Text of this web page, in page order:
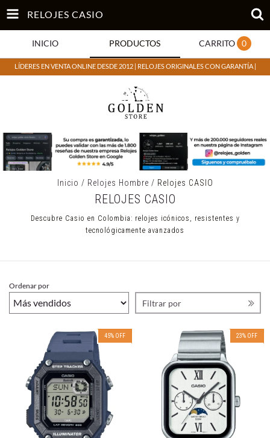
RELOJES CASIO
INICIO PRODUCTOS CARRITO 0
LÍDERES EN VENTA ONLINE DESDE 2012 | RELOJES ORIGINALES CON GARANTÍA |
Inicio / Relojes Hombre / Relojes CASIO
RELOJES CASIO
Descubre Casio en Colombia: relojes icónicos, resistentes y
tecnológicamente avanzados
Ordenar por
Filtrar por
45% OFF 23% OFF